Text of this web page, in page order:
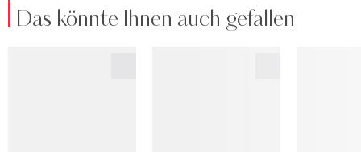
Das könnte Ihnen auch gefallen